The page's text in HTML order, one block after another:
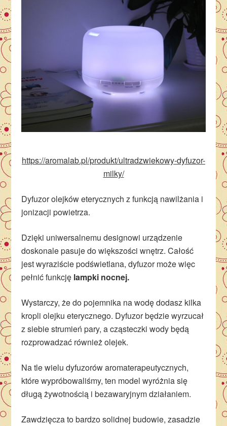
https://aromalab.pl/produkt/ultradzwiekowy-dyfuzor-
milky/
Dyfuzor olejków eterycznych z funkcją nawilżania i
jonizacji powietrza.
Dzięki uniwersalnemu designowi urządzenie
doskonale pasuje do większości wnętrz. Całość
jest wyraziście podświetlana, dyfuzor może więc
pełnić funkcję lampki nocnej.
Wystarczy, że do pojemnika na wodę dodasz kilka
kropli olejku eterycznego. Dyfuzor będzie wyrzucał
z siebie strumień pary, a cząsteczki wody będą
rozprowadzać również olejek.
Na tle wielu dyfuzorów aromaterapeutycznych,
które wypróbowaliśmy, ten model wyróżnia się
długą żywotnością i bezawaryjnym działaniem.
Zawdzięcza to bardzo solidnej budowie, zasadzie